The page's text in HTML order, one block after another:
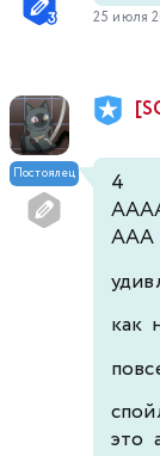
25 июля
Постоялец
ААА
как
это